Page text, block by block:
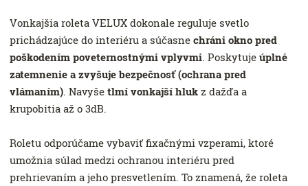
Vonkajšia roleta VELUX dokonale reguluje svetlo
prichádzajúce do interiéru a súčasne chráni okno pred
poškodením poveternostnými vplyvmi. Poskytuje úplné
zatemnenie a zvyšuje bezpečnosť (ochrana pred
vlámaním). Navyše tlmí vonkajší hluk z dažďa a
krupobitia až o 3dB.
Roletu odporúčame vybaviť fixačnými vzperami, ktoré
umožnia súlad medzi ochranou interiéru pred
prehrievaním a jeho presvetlením. To znamená, že roleta